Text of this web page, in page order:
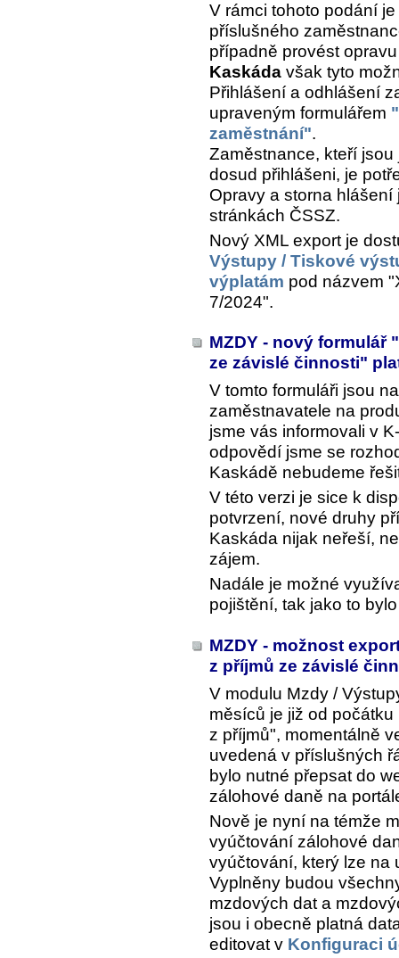
V rámci tohoto podání
příslušného
případně provést
Kaskáda však tyto
Přihlášení a odhlášení
upraveným formulářem
zaměstnání".
Zaměstnance, kteří
dosud přihlášeni, je
Opravy a storna
stránkách ČSSZ.
Nový XML export je
Výstupy / Tiskové
výplatám pod názvem
7/2024".
MZDY - nový formulář
ze závislé činnosti"
V tomto formuláři jsou
zaměstnavatele na
jsme vás informovali v
odpovědí jsme se
Kaskádě nebudeme
V této verzi je sice k
potvrzení, nové druhy
Kaskáda nijak neřeší,
zájem.
Nadále je možné
pojištění, tak jako to
MZDY - možnost
z příjmů ze závislé
V modulu Mzdy /
měsíců je již od
z příjmů", momentálně
uvedená v příslušných
bylo nutné přepsat do
zálohové daně na
Nově je nyní na témže
vyúčtování zálohové
vyúčtování, který lze na
Vyplněny budou
mzdových dat a
jsou i obecně platná
editovat v Konfiguraci